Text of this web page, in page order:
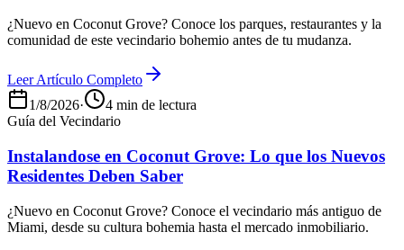
¿Nuevo en Coconut Grove? Conoce los parques, restaurantes y la
comunidad de este vecindario bohemio antes de tu mudanza.
Leer Artículo Completo
1/8/2026·
4 min de lectura
Guía del Vecindario
Instalandose en Coconut Grove: Lo que los Nuevos
Residentes Deben Saber
¿Nuevo en Coconut Grove? Conoce el vecindario más antiguo de
Miami, desde su cultura bohemia hasta el mercado inmobiliario.